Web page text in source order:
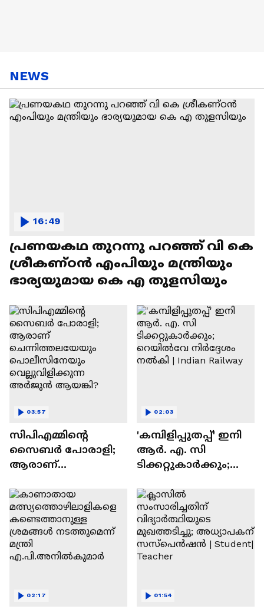
NEWS
പ്രണയകഥ തുറന്നു പറഞ്ഞ് വി കെ
ശ്രീകണ്ഠൻ എംപിയും മന്ത്രിയും
ഭാര്യയുമായ കെ എ തുളസിയും
16:49
സിപിഎമ്മിന്റെ
സൈബർ പോരാളി;
ആരാണ്
പൊലീസിനേയും
വെല്ലുവിളിക്കുന്ന
അര്‍ജുന്‍ ആയങ്കി?
03:57
'കമ്പിളിപ്പുതപ്പ്' ഇനി
ആർ. എ. സി
ടിക്കറ്റുകാർക്കും;
നൽകി | Indian
Railway
02:03
02:17 01:54